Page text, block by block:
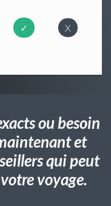
✓ X
ou besoin
et
qui peut
voyage.